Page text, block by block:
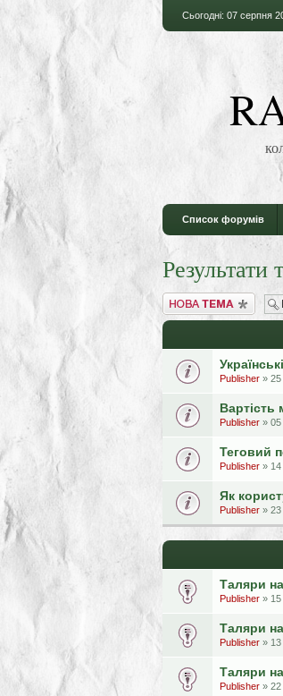
Сьогодні: 07 серпня
Список форумів
Результати
Створити нову тему
Publisher » 25
Вартість
Publisher » 05
Теговий
Publisher » 14
Як
Publisher » 23
Таляри
Publisher » 15
Таляри
Publisher » 13
Таляри
Publisher » 22